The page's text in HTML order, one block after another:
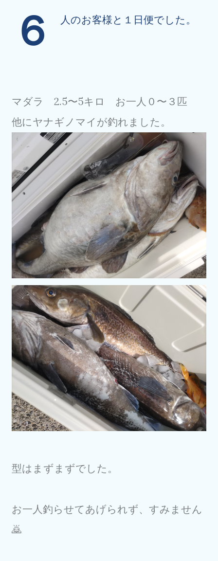
６ 人のお客様と１日便でした。
マダラ 2.5〜5キロ お一人０〜３匹
他にヤナギノマイが釣れました。
型はまずまずでした。
お一人釣らせてあげられず、すみません
🙇